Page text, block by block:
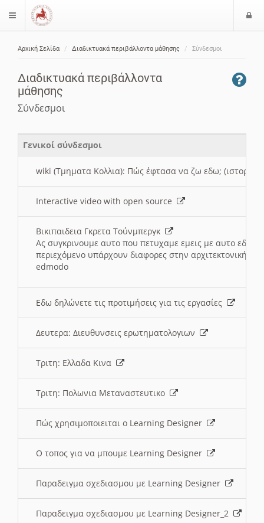
$langMenu
Αρχική Σελίδα Διαδικτυακά περιβάλλοντα μάθησης Σύνδεσμοι
Διαδικτυακά περιβάλλοντα
μάθησης
Σύνδεσμοι
Γενικοί σύνδεσμοι
wiki (Τμηματα Κολλια): Πώς έφτασα να ζω εδω; (ιστορια)
Interactive video with open source
Βικιπαιδεια Γκρετα Τούνμπεργκ
Ας συγκρινουμε αυτο που πετυχαμε εμεις με αυτο εδω
περιεχόμενο υπάρχουν διαφορες στην αρχιτεκτονική
edmodo
Εδω δηλώνετε τις προτιμήσεις για τις εργασίες
Δευτερα: Διευθυνσεις ερωτηματολογιων
Τριτη: Ελλαδα Κινα
Τριτη: Πολωνια Μεταναστευτικο
Πώς χρησιμοποιειται ο Learning Designer
O τοπος για να μπουμε Learning Designer
Παραδειγμα σχεδιασμου με Learning Designer
Παραδειγμα σχεδιασμου με Learning Designer_2